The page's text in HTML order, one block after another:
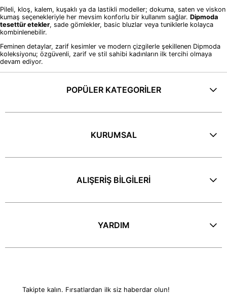
Pileli, kloş, kalem, kuşaklı ya da lastikli modeller; dokuma, saten ve viskon
kumaş seçenekleriyle her mevsim konforlu bir kullanım sağlar. Dipmoda
tesettür etekler, sade gömlekler, basic bluzlar veya tuniklerle kolayca
kombinlenebilir.
Feminen detaylar, zarif kesimler ve modern çizgilerle şekillenen Dipmoda
koleksiyonu; özgüvenli, zarif ve stil sahibi kadınların ilk tercihi olmaya
devam ediyor.
POPÜLER KATEGORİLER
KURUMSAL
ALIŞERİŞ BİLGİLERİ
YARDIM
Takipte kalın. Fırsatlardan ilk siz haberdar olun!